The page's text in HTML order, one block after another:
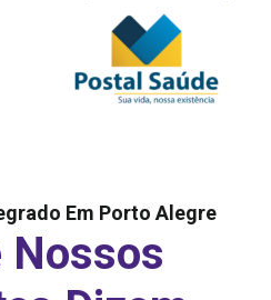
Em Porto Alegre
Nossos